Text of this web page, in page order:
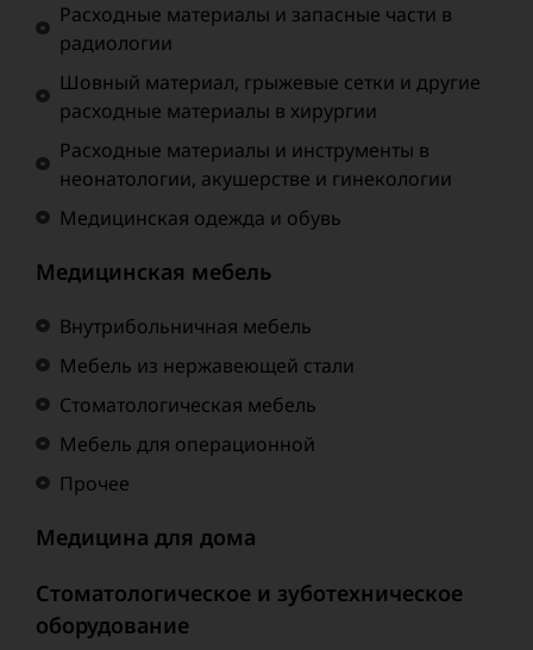
Расходные материалы и запасные части в
радиологии
Шовный материал, грыжевые сетки и другие
расходные материалы в хирургии
Расходные материалы и инструменты в
неонатологии, акушерстве и гинекологии
Медицинская одежда и обувь
Медицинская мебель
Внутрибольничная мебель
Мебель из нержавеющей стали
Стоматологическая мебель
Мебель для операционной
Прочее
Медицина для дома
Стоматологическое и зуботехническое
оборудование